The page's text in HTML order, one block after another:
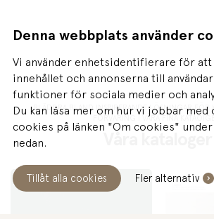
Denna webbplats använder
Vi använder enhetsidentifierare för att
innehållet och annonserna till
funktioner för sociala medier och
Du kan läsa mer om hur vi jobbar med
cookies på länken "Om cookies"
nedan.
Tillåt alla cookies Fler alternativ
BLÄDDRA BLAND INSPIRERANDE LÖSNINGAR FÖR
FÖRVARING I VÅRA FINA